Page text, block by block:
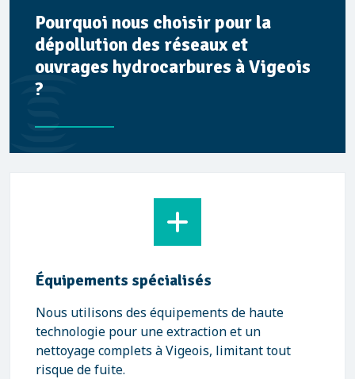
Pourquoi nous choisir pour la
dépollution des réseaux et
ouvrages hydrocarbures à Vigeois
?
Équipements spécialisés
Nous utilisons des équipements de haute
technologie pour une extraction et un
nettoyage complets à Vigeois, limitant tout
risque de fuite.